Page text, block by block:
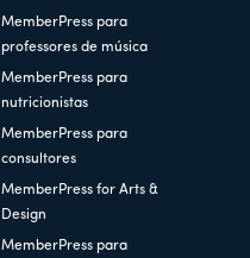
MemberPress para
professores de música
MemberPress para
nutricionistas
MemberPress para
consultores
MemberPress for Arts &
Design
MemberPress para